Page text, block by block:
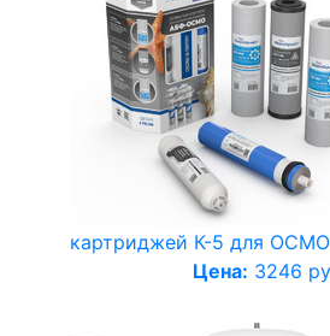
картриджей К-5 для
Цена: 3246